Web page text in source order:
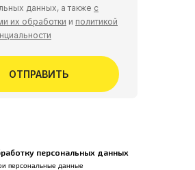
данных, а также с
их обработки и политикой
ОТПРАВИТЬ
персональные данные
персональных данных